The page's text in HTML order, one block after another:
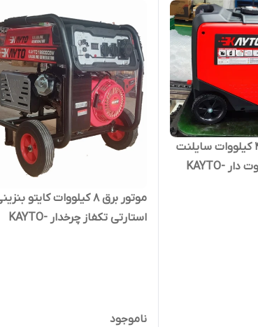
موتور برق کایتو 4/5 کیلووات سایلنت
بنزینی استارتی ریموت دار KAYTO-
موتور برق 8 کیلووات کایتو
استارتی تکفاز چرخدار KAYTO-
ناموجود